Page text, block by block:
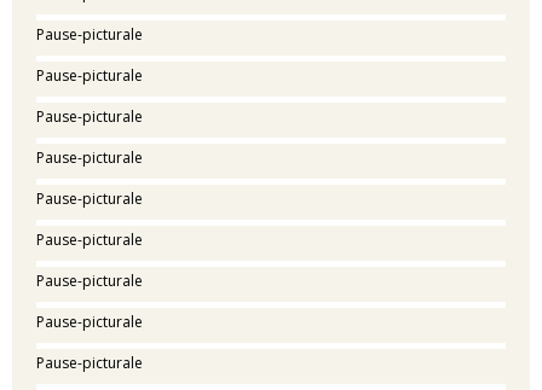
Pause-picturale
Pause-picturale
Pause-picturale
Pause-picturale
Pause-picturale
Pause-picturale
Pause-picturale
Pause-picturale
Pause-picturale